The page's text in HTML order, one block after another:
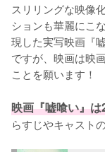
スリリングな映像
ションも華麗にこ
現した実写映画『
ですが、映画は映
ことを願います！
映画『嘘喰い』
らすじやキャスト